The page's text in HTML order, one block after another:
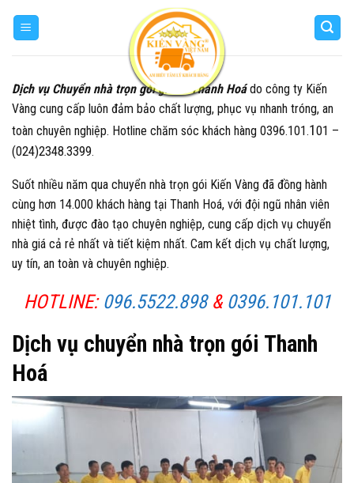
Dịch vụ Chuyển nhà trọn gói giá rẻ Thanh Hoádo công ty Kiến
Vàng cung cấp luôn đảm bảo chất lượng, phục vụ nhanh tróng, an
toàn chuyên nghiệp. Hotline chăm sóc khách hàng 0396.101.101 –
(024)2348.3399.
Suốt nhiều năm qua chuyển nhà trọn gói Kiến Vàng đã đồng hành
cùng hơn 14.000 khách hàng tại Thanh Hoá, với đội ngũ nhân viên
nhiệt tình, được đào tạo chuyên nghiệp, cung cấp dịch vụ chuyển
nhà giá cả rẻ nhất và tiết kiệm nhất. Cam kết dịch vụ chất lượng,
uy tín, an toàn và chuyên nghiệp.
HOTLINE: 096.5522.898& 0396.101.101
Dịch vụ chuyển nhà trọn gói Thanh
Hoá